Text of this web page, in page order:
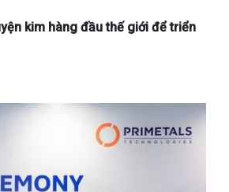
kim hàng đầu thế giới để triển